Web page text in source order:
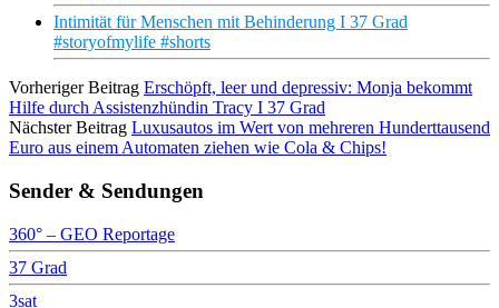
Intimität für Menschen mit Behinderung I 37 Grad
#storyofmylife #shorts
Vorheriger Beitrag Erschöpft, leer und depressiv: Monja bekommt
Hilfe durch Assistenzhündin Tracy I 37 Grad
Nächster Beitrag Luxusautos im Wert von mehreren Hunderttausend
Euro aus einem Automaten ziehen wie Cola & Chips!
Sender & Sendungen
360° – GEO Reportage
37 Grad
3sat